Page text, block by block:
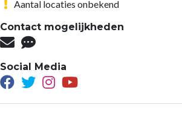
Aantal locaties onbekend
Contact mogelijkheden
Social Media